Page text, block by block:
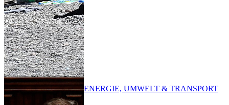
ENERGIE, UMWELT & TRANSPORT